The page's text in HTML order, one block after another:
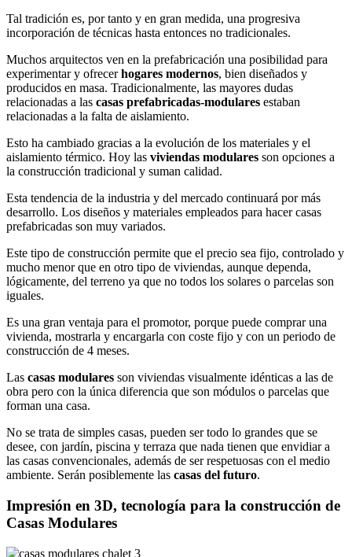
Tal tradición es, por tanto y en gran medida, una progresiva
incorporación de técnicas hasta entonces no tradicionales.
Muchos arquitectos ven en la prefabricación una posibilidad para
experimentar y ofrecerhogares modernos, bien diseñados y
producidos en masa. Tradicionalmente, las mayores dudas
relacionadas a las casas prefabricadas-modulares estaban
relacionadas a la falta de aislamiento.
Esto ha cambiado gracias a la evolución de los materiales y el
aislamiento térmico. Hoy las viviendas modulares son opciones a
la construcción tradicional y suman calidad.
Esta tendencia de la industria y del mercado continuará por más
desarrollo. Los diseños y materiales empleados para hacer casas
prefabricadas son muy variados.
Este tipo de construcción permite que el precio sea fijo, controlado y
mucho menor que en otro tipo de viviendas, aunque dependa,
lógicamente, del terreno ya que no todos los solares o parcelas son
iguales.
Es una gran ventaja para el promotor, porque puede comprar una
vivienda, mostrarla y encargarla con coste fijo y con un periodo de
construcción de 4 meses.
Las casas modulares son viviendas visualmente idénticas a las de
obra pero con la única diferencia que son módulos o parcelas que
forman una casa.
No se trata de simples casas, pueden ser todo lo grandes que se
desee, con jardín, piscina y terraza que nada tienen que envidiar a
las casas convencionales, además de ser respetuosas con el medio
ambiente. Serán posiblemente las casas del futuro.
Impresión en 3D, tecnología para la construcción de
Casas Modulares